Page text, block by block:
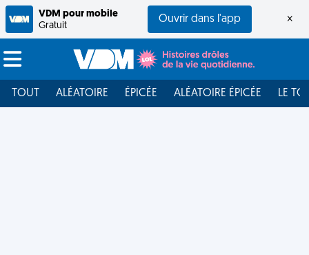
VDM pour mobile
Gratuit
Ouvrir dans l'app ×
TOUT ALÉATOIRE ÉPICÉE ALÉATOIRE ÉPICÉE LE